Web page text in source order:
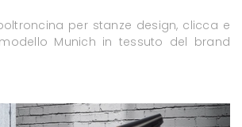
per stanze design, clicca e
Munich in tessuto del brand